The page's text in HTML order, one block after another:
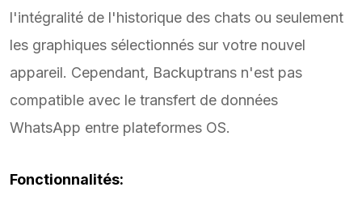
l'intégralité de l'historique des chats ou seulement
les graphiques sélectionnés sur votre nouvel
appareil. Cependant, Backuptrans n'est pas
compatible avec le transfert de données
WhatsApp entre plateformes OS.
Fonctionnalités: